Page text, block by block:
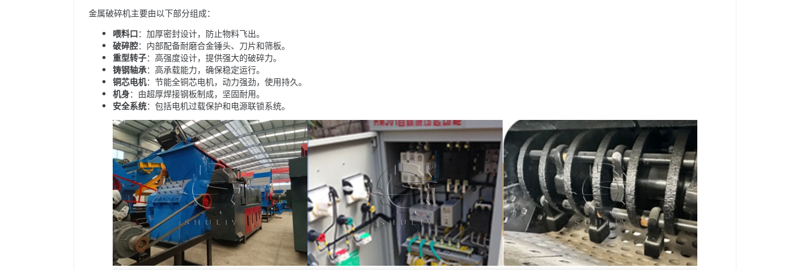
金属破碎机主要由以下部分组成：
喂料口：加厚密封设计，防止物料飞出。
破碎腔：内部配备耐磨合金锤头、刀片和筛板。
重型转子：高强度设计，提供强大的破碎力。
铸钢轴承：高承载能力，确保稳定运行。
铜芯电机：节能全铜芯电机，动力强劲，使用持久。
机身：由超厚焊接钢板制成，坚固耐用。
安全系统：包括电机过载保护和电源联锁系统。